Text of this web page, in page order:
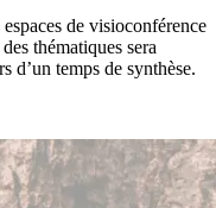
espaces de visioconférence
thématiques sera
d’un temps de synthèse.